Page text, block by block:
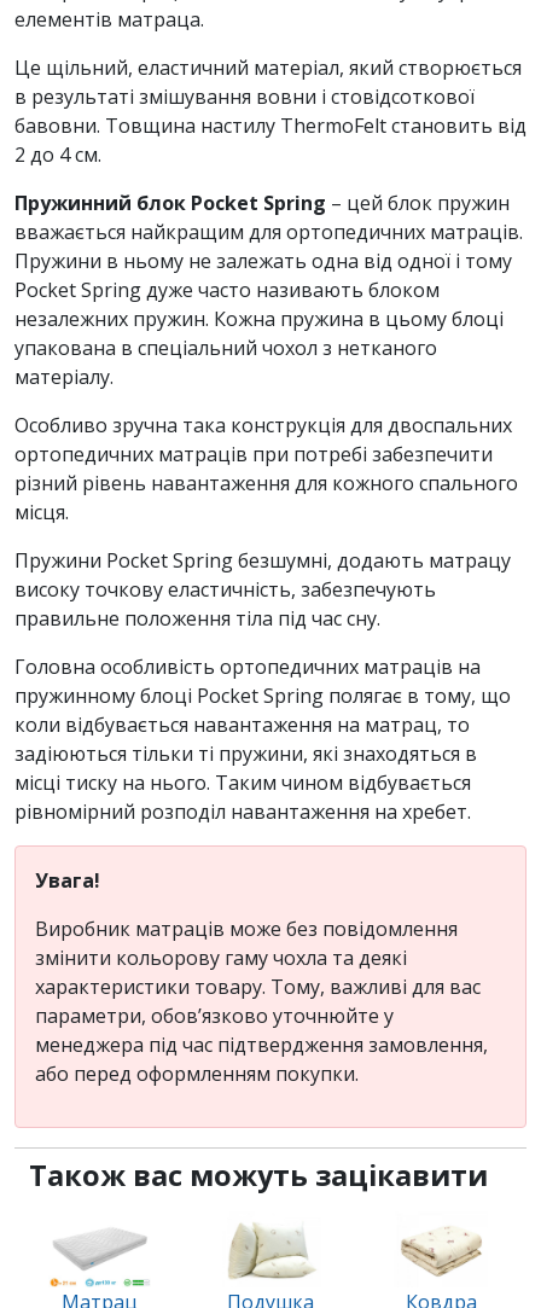
елементів матраца.
Це щільний, еластичний матеріал, який створюється
в результаті змішування вовни і стовідсоткової
бавовни. Товщина настилу ThermoFelt становить від
2 до 4 см.
Пружинний блок Pocket Spring – цей блок пружин
вважається найкращим для ортопедичних матраців.
Пружини в ньому не залежать одна від одної і тому
Pocket Spring дуже часто називають блоком
незалежних пружин. Кожна пружина в цьому блоці
упакована в спеціальний чохол з нетканого
матеріалу.
Особливо зручна така конструкція для двоспальних
ортопедичних матраців при потребі забезпечити
різний рівень навантаження для кожного спального
місця.
Пружини Pocket Spring безшумні, додають матрацу
високу точкову еластичність, забезпечують
правильне положення тіла під час сну.
Головна особливість ортопедичних матраців на
пружинному блоці Pocket Spring полягає в тому, що
коли відбувається навантаження на матрац, то
задіюються тільки ті пружини, які знаходяться в
місці тиску на нього. Таким чином відбувається
рівномірний розподіл навантаження на хребет.
Увага!
Виробник матраців може без повідомлення
змінити кольорову гаму чохла та деякі
характеристики товару. Тому, важливі для вас
параметри, обов’язково уточнюйте у
менеджера під час підтвердження замовлення,
або перед оформленням покупки.
Також вас можуть зацікавити
Матрац
Подушка
Ковдра